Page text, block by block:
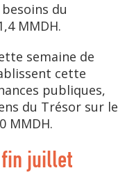
du
MMDH.
semaine de
cette
publiques,
du Trésor sur le
MMDH.
fin juillet